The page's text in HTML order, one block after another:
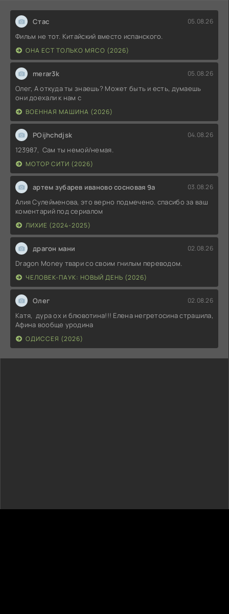
Стас 05.08.26
Фильм не тот. Китайский вместо испанского.
ОНА ЕСТ ТОЛЬКО МЯСО (2026)
merar3k 05.08.26
Олег, А откуда ты знаешь? Может быть и есть, думаешь
они доехали к нам с
ВОЕННАЯ МАШИНА (2026)
POijhchdjsk 04.08.26
123987, Сам ты немой/немая.
МОТОР СИТИ (2026)
артем зубарев иваново сосновая 9а 03.08.26
Алия Сулейменова, это верно подмечено. спасибо за ваш
коментарий под сериалом
ЛИХИЕ (2024-2025)
драгон мани 02.08.26
Dragon Money твари со своим гнилым переводом.
ЧЕЛОВЕК-ПАУК: НОВЫЙ ДЕНЬ (2026)
Олег 02.08.26
Катя, дура ох и блювотина!!! Елена негретосина страшила,
Афина вообще уродина
ОДИССЕЯ (2026)